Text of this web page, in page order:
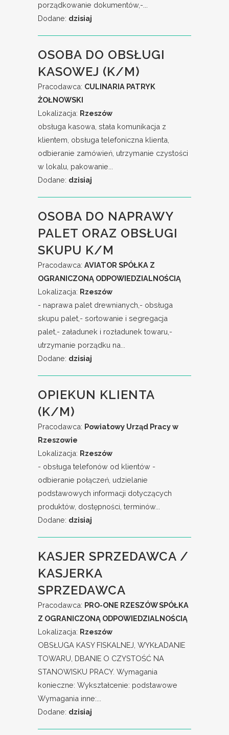
porządkowanie dokumentów,-...
Dodane: dzisiaj
OSOBA DO OBSŁUGI
KASOWEJ (K/M)
Pracodawca: CULINARIA PATRYK
ŻOŁNOWSKI
Lokalizacja: Rzeszów
obsługa kasowa, stała komunikacja z
klientem, obsługa telefoniczna klienta,
odbieranie zamówień, utrzymanie czystości
w lokalu, pakowanie...
Dodane: dzisiaj
OSOBA DO NAPRAWY
PALET ORAZ OBSŁUGI
SKUPU K/M
Pracodawca: AVIATOR SPÓŁKA Z
OGRANICZONĄ ODPOWIEDZIALNOŚCIĄ
Lokalizacja: Rzeszów
- naprawa palet drewnianych,- obsługa
skupu palet,- sortowanie i segregacja
palet,- załadunek i rozładunek towaru,-
utrzymanie porządku na...
Dodane: dzisiaj
OPIEKUN KLIENTA
(K/M)
Pracodawca: Powiatowy Urząd Pracy w
Rzeszowie
Lokalizacja: Rzeszów
- obsługa telefonów od klientów -
odbieranie połączeń, udzielanie
podstawowych informacji dotyczących
produktów, dostępności, terminów...
Dodane: dzisiaj
KASJER SPRZEDAWCA /
KASJERKA
SPRZEDAWCA
Pracodawca: PRO-ONE RZESZÓW SPÓŁKA
Z OGRANICZONĄ ODPOWIEDZIALNOŚCIĄ
Lokalizacja: Rzeszów
OBSŁUGA KASY FISKALNEJ, WYKŁADANIE
TOWARU, DBANIE O CZYSTOŚĆ NA
STANOWISKU PRACY. Wymagania
konieczne: Wykształcenie: podstawowe
Wymagania inne:...
Dodane: dzisiaj